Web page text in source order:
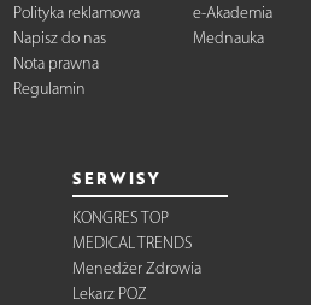
Polityka reklamowa
Napisz do nas
Nota prawna
Regulamin
e-Akademia
Mednauka
SERWISY
KONGRES TOP
MEDICAL TRENDS
Menedżer Zdrowia
Lekarz POZ